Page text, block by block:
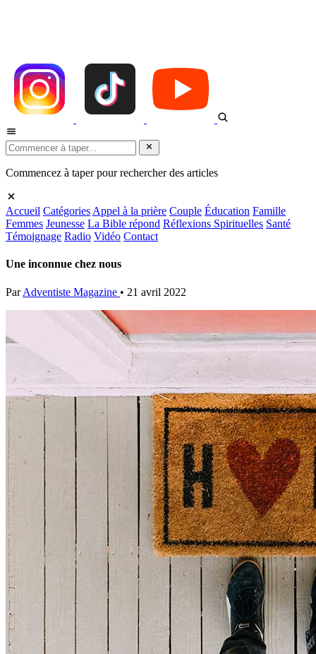
Commencez à taper pour rechercher des articles
Accueil Catégories Appel à la prière Couple Éducation Famille
Femmes Jeunesse La Bible répond Réflexions Spirituelles Santé
Témoignage Radio Vidéo Contact
Une inconnue chez nous
Par Adventiste Magazine • 21 avril 2022